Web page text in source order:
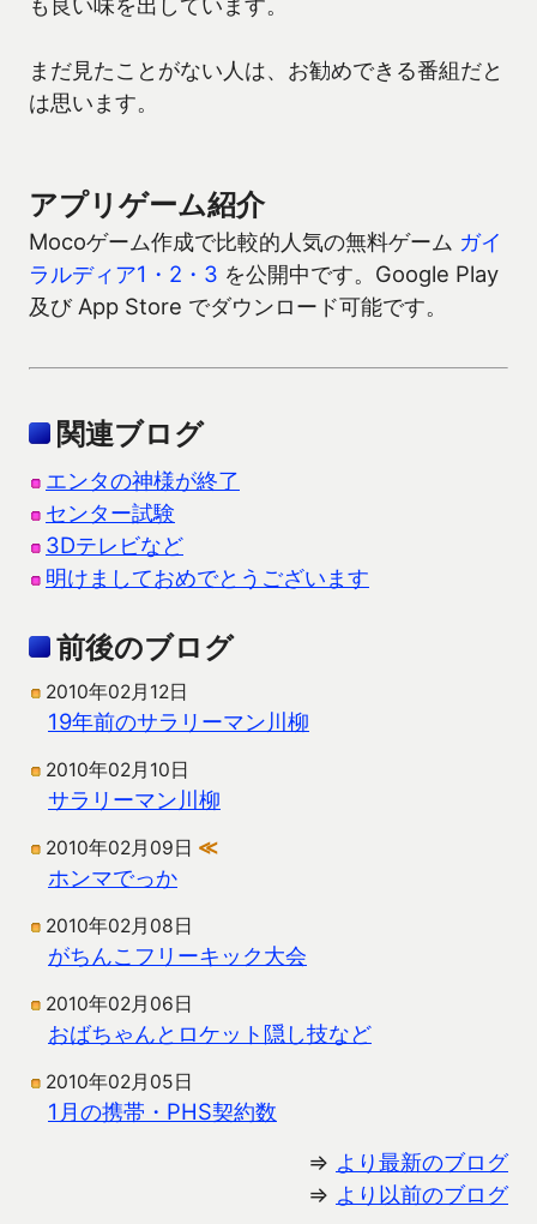
まだ見たことがない人は、お勧めできる番組だと
は思います。
アプリゲーム紹介
Mocoゲーム作成で比較的人気の無料ゲーム ガイ
ラルディア1・2・3 を公開中です。Google Play
及び App Store でダウンロード可能です。
関連ブログ
エンタの神様が終了
センター試験
3Dテレビなど
明けましておめでとうございます
前後のブログ
2010年02月12日
19年前のサラリーマン川柳
2010年02月10日
サラリーマン川柳
2010年02月09日 ≪
ホンマでっか
2010年02月08日
がちんこフリーキック大会
2010年02月06日
おばちゃんとロケット隠し技など
2010年02月05日
1月の携帯・PHS契約数
⇒ より最新のブログ
⇒ より以前のブログ